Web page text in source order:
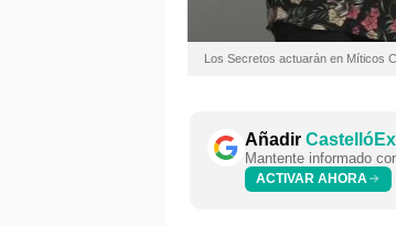
Los Secretos actuarán en Míticos
Añadir
Mantente informado
ACTIVAR AHORA